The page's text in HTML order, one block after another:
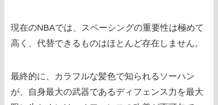
現在のNBAでは、スペーシングの重要性は極めて
高く、代替できるものはほとんど存在しません。
最終的に、カラフルな髪色で知られるソーハン
が、自身最大の武器であるディフェンス力を最大